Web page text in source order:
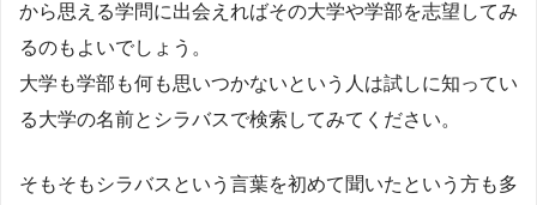
から思える学問に出会えればその大学や学部を志望してみ
るのもよいでしょう。
大学も学部も何も思いつかないという人は試しに知ってい
る大学の名前とシラバスで検索してみてください。
そもそもシラバスという言葉を初めて聞いたという方も多